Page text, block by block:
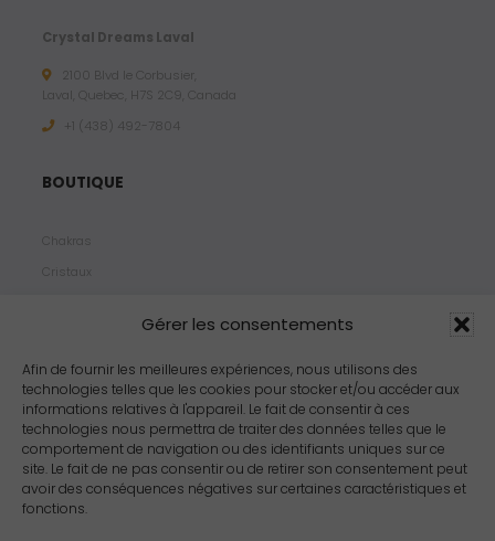
Gérer les consentements
Afin de fournir les meilleures expériences, nous utilisons des
technologies telles que les cookies pour stocker et/ou accéder aux
informations relatives à l'appareil. Le fait de consentir à ces
technologies nous permettra de traiter des données telles que le
comportement de navigation ou des identifiants uniques sur ce
site. Le fait de ne pas consentir ou de retirer son consentement peut
avoir des conséquences négatives sur certaines caractéristiques et
fonctions.
Crystal Dreams Laval
2100 Blvd le Corbusier,
Laval, Quebec, H7S 2C9, Canada
+1 ‪(438) 492-7804‬
BOUTIQUE
Chakras
Cristaux
Propriétés
Arômes
Zodiacs